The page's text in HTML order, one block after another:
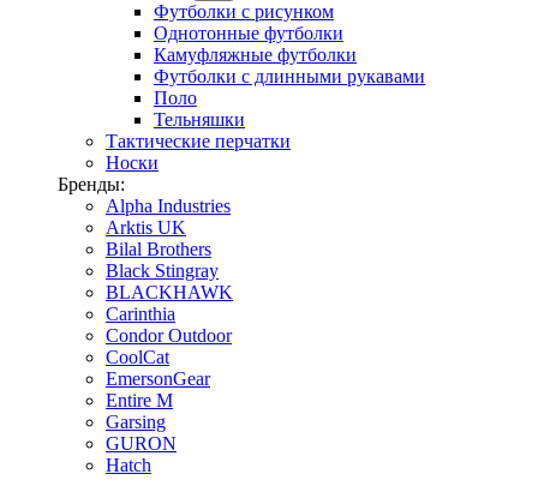
Футболки с рисунком
Однотонные футболки
Камуфляжные футболки
Футболки с длинными рукавами
Поло
Тельняшки
Тактические перчатки
Носки
Бренды:
Alpha Industries
Arktis UK
Bilal Brothers
Black Stingray
BLACKHAWK
Carinthia
Condor Outdoor
CoolCat
EmersonGear
Entire M
Garsing
GURON
Hatch